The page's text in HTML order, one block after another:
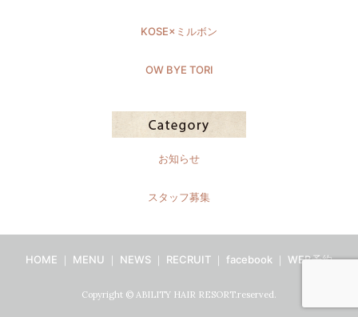
KOSE×ミルボン
OW BYE TORI
お知らせ
スタッフ募集
HOME ｜ MENU ｜ NEWS ｜ RECRUIT ｜ facebook ｜ WEB予約
Copyright © ABILITY HAIR RESORT.reserved.